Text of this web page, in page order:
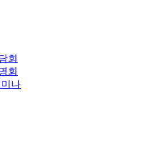
회
회
미나